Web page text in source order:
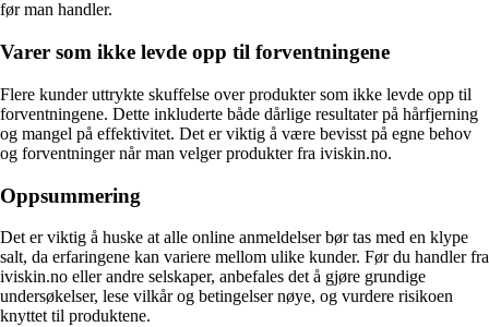
før man handler.
Varer som ikke levde opp til forventningene
Flere kunder uttrykte skuffelse over produkter som ikke levde opp til
forventningene. Dette inkluderte både dårlige resultater på hårfjerning
og mangel på effektivitet. Det er viktig å være bevisst på egne behov
og forventninger når man velger produkter fra iviskin.no.
Oppsummering
Det er viktig å huske at alle online anmeldelser bør tas med en klype
salt, da erfaringene kan variere mellom ulike kunder. Før du handler fra
iviskin.no eller andre selskaper, anbefales det å gjøre grundige
undersøkelser, lese vilkår og betingelser nøye, og vurdere risikoen
knyttet til produktene.